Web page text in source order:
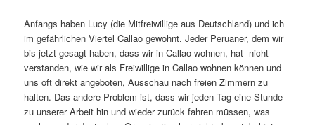
Anfangs haben Lucy (die Mitfreiwillige aus Deutschland) und ich
im gefährlichen Viertel Callao gewohnt. Jeder Peruaner, dem wir
bis jetzt gesagt haben, dass wir in Callao wohnen, hat nicht
verstanden, wie wir als Freiwillige in Callao wohnen können und
uns oft direkt angeboten, Ausschau nach freien Zimmern zu
halten. Das andere Problem ist, dass wir jeden Tag eine Stunde
zu unserer Arbeit hin und wieder zurück fahren müssen, was